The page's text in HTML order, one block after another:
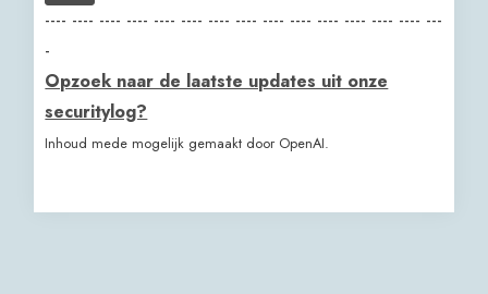
---- ---- ---- ---- ---- ---- ---- ---- ---- ---- ---- ---- ---- ---- ---
-
Opzoek naar de laatste updates uit onze
securitylog?
Inhoud mede mogelijk gemaakt door OpenAI.